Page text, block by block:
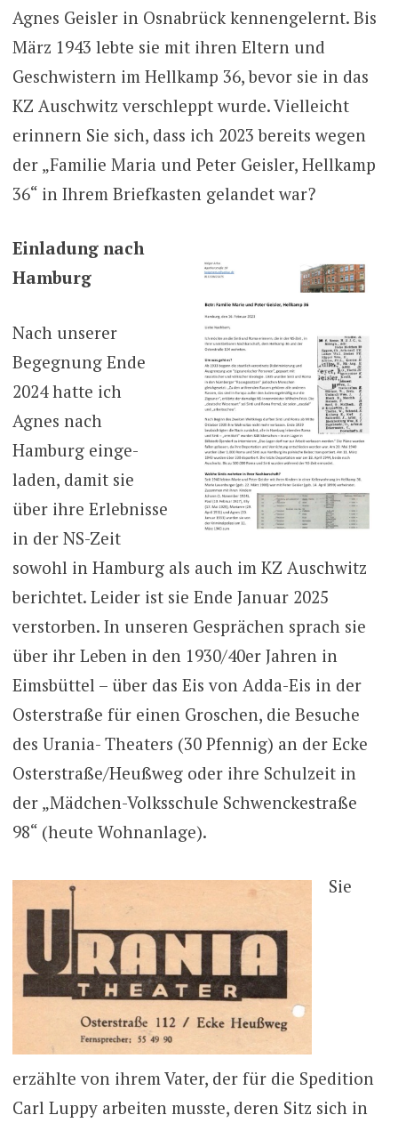
Agnes Geisler in Osnabrück kennengelernt. Bis
März 1943 lebte sie mit ihren Eltern und
Geschwistern im Hellkamp 36, bevor sie in das
KZ Auschwitz verschleppt wurde. Vielleicht
erinnern Sie sich, dass ich 2023 bereits wegen
der „Familie Maria und Peter Geisler, Hellkamp
36“ in Ihrem Briefkasten gelandet war?
Einladung nach
Hamburg
Nach unserer
Begegnung Ende
2024 hatte ich
Agnes nach
Hamburg einge-
laden, damit sie
über ihre Erlebnisse
in der NS-Zeit
sowohl in Hamburg als auch im KZ Auschwitz
berichtet. Leider ist sie Ende Januar 2025
verstorben. In unseren Gesprächen sprach sie
über ihr Leben in den 1930/40er Jahren in
Eimsbüttel – über das Eis von Adda-Eis in der
Osterstraße für einen Groschen, die Besuche
des Urania- Theaters (30 Pfennig) an der Ecke
Osterstraße/Heußweg oder ihre Schulzeit in
der „Mädchen-Volksschule Schwenckestraße
98“ (heute Wohnanlage).
Sie
erzählte von ihrem Vater, der für die Spedition
Carl Luppy arbeiten musste, deren Sitz sich in